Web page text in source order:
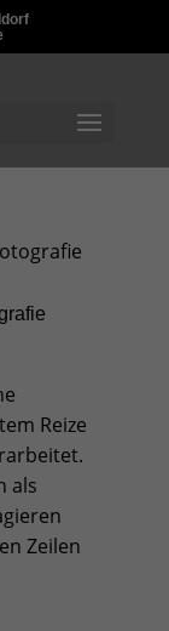
Reize
als
Zeilen